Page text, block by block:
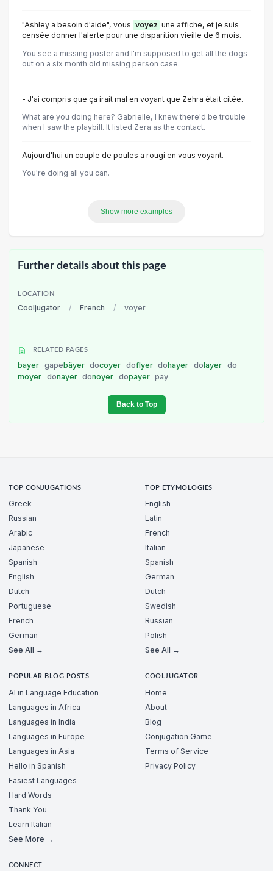
"Ashley a besoin d'aide", vous voyez une affiche, et je suis
censée donner l'alerte pour une disparition vieille de 6 mois.
You see a missing poster and I'm supposed to get all the dogs
out on a six month old missing person case.
- J'ai compris que ça irait mal en voyant que Zehra était citée.
What are you doing here? Gabrielle, I knew there'd be trouble
when I saw the playbill. It listed Zera as the contact.
Aujourd'hui un couple de poules a rougi en vous voyant.
You're doing all you can.
Show more examples
Further details about this page
LOCATION
Cooljugator / French / voyer
RELATED PAGES
bayer gapebâyer docoyer doflyer dohayer dolayer do
moyer donayer donoyer dopayer pay
Back to Top
TOP CONJUGATIONS
Greek
Russian
Arabic
Japanese
Spanish
English
Dutch
Portuguese
French
German
See All →
TOP ETYMOLOGIES
English
Latin
French
Italian
Spanish
German
Dutch
Swedish
Russian
Polish
See All →
POPULAR BLOG POSTS
AI in Language Education
Languages in Africa
Languages in India
Languages in Europe
Languages in Asia
Hello in Spanish
Easiest Languages
Hard Words
Thank You
Learn Italian
See More →
COOLJUGATOR
Home
About
Blog
Conjugation Game
Terms of Service
Privacy Policy
CONNECT